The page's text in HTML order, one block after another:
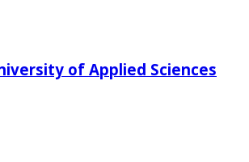
of Applied Sciences